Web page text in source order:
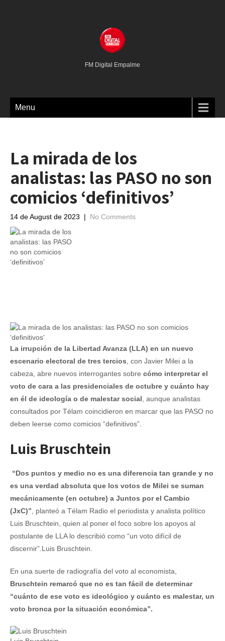
FM Digital Empalme
Menu
La mirada de los
analistas: las PASO no son
comicios ‘definitivos’
14 de August de 2023 | No Comments
La irrupción de la Libertad Avanza (LLA) en un nuevo
escenario electoral de tres tercios , con Javier Milei a la
cabeza, abre nuevos interrogantes sobre cómo interpretar el
voto de cara a las presidenciales de octubre y cuánto hay
en él de ideología o de malestar social , aunque analistas
consultados por Télam coincidieron en marcar que las PASO no
deben leerse como comicios “definitivos”.
Luis Bruschtein
“Dos puntos y medio no es una diferencia tan grande y no
es una verdad absoluta que los votos de Milei se suman
mecánicamente (en octubre) a Juntos por el Cambio
(JxC)” , planteó a Télam Radio el periodista y analista político
Luis Bruschtein, quien al poner el foco sobre los apoyos al
postulante de LLA lo describió como “un voto difícil de
discernir”.Luis Bruschtein.
En una suerte de radiografía del voto al economista,
Bruschtein remarcó que no es tan fácil de determinar
“cuánto de ese voto es ideológico y cuánto es malestar, un
voto bronca por la situación económica”.